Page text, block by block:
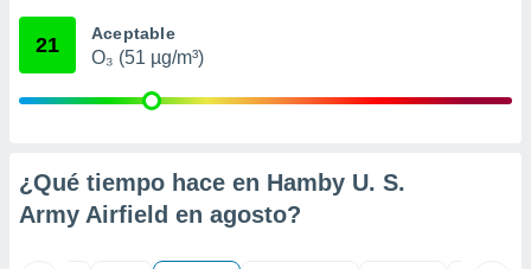
mediante
publicidad
21 Aceptable
O₃ (51 µg/m³)
¿Qué tiempo hace en Hamby U. S.
Army Airfield en agosto?